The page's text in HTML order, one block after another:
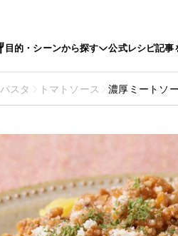
目的・シーンから探す 公式レシピ記事
パスタ トマトソース 濃厚ミートソ